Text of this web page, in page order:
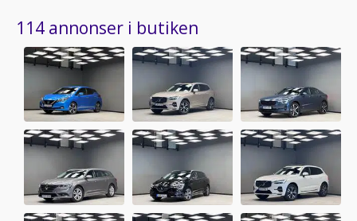
114 annonser i butiken